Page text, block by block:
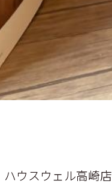
ハウスウェル高崎店